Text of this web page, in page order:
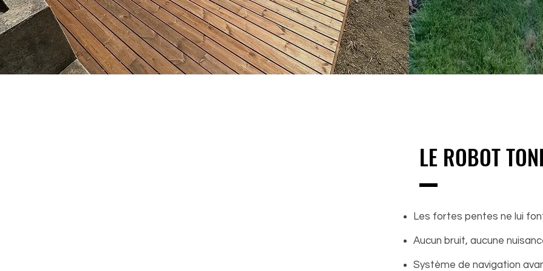
LE ROBOT
Les fortes pentes ne lui
Aucun bruit, aucune
Système de navigation